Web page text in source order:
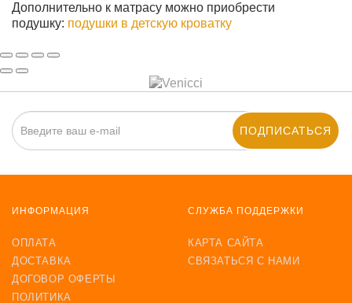
Дополнительно к матрасу можно приобрести
подушку: подушки в детскую кроватку
ПОДПИСАТЬСЯ
ИНФОРМАЦИЯ
ОПЛАТА
ДОСТАВКА
ДОГОВОР ОФЕРТЫ
ПОЛИТИКА
СЛУЖБА ПОДДЕРЖКИ
КАРТА САЙТА
СВЯЗАТЬСЯ С НАМИ